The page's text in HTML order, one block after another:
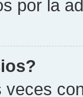
por la